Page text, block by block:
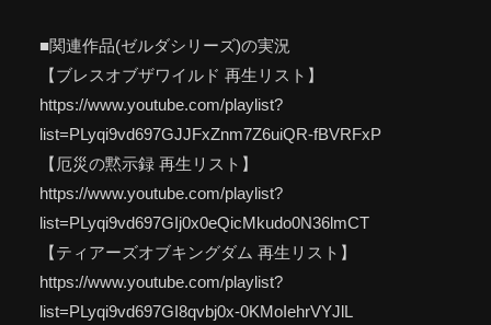
■関連作品(ゼルダシリーズ)の実況
【ブレスオブザワイルド 再生リスト】
https://www.youtube.com/playlist?
list=PLyqi9vd697GJJFxZnm7Z6uiQR-fBVRFxP
【厄災の黙示録 再生リスト】
https://www.youtube.com/playlist?
list=PLyqi9vd697GIj0x0eQicMkudo0N36lmCT
【ティアーズオブキングダム 再生リスト】
https://www.youtube.com/playlist?
list=PLyqi9vd697GI8qvbj0x-0KMoIehrVYJlL